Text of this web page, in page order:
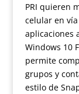
PRI quieren
celular en
aplicaciones
Windows 10
permite
grupos y
estilo de